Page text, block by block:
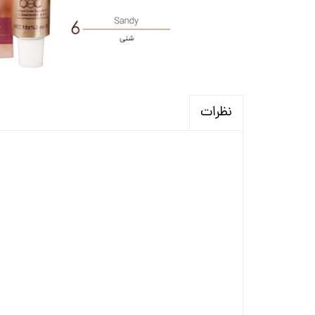
نظرات